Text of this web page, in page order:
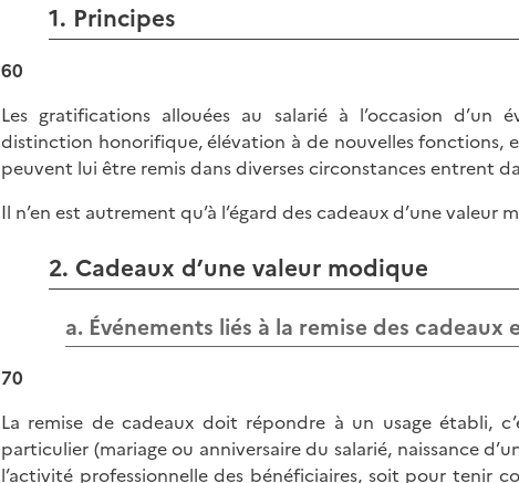
1. Principes
60
Les gratifications allouées au salarié à l’occasion d’un
distinction honorifique, élévation à de nouvelles fonctions,
peuvent lui être remis dans diverses circonstances entrent
Il n’en est autrement qu’à l’égard des cadeaux d’une valeur
2. Cadeaux d’une valeur modique
a. Événements liés à la remise des
70
La remise de cadeaux doit répondre à un usage établi,
particulier (mariage ou anniversaire du salarié, naissance
l’activité professionnelle des bénéficiaires, soit pour tenir